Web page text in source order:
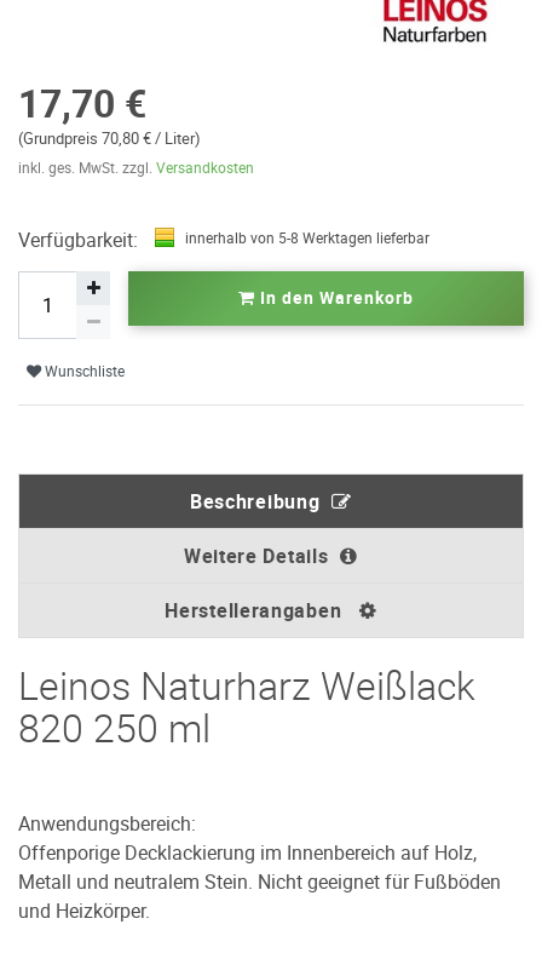
17,70 €
(Grundpreis 70,80 € / Liter)
inkl. ges. MwSt. zzgl. Versandkosten
Verfügbarkeit: innerhalb von 5-8 Werktagen lieferbar
In den Warenkorb
Wunschliste
Beschreibung
Weitere Details
Herstellerangaben
Leinos Naturharz Weißlack
820 250 ml
Anwendungsbereich:
Offenporige Decklackierung im Innenbereich auf Holz,
Metall und neutralem Stein. Nicht geeignet für Fußböden
und Heizkörper.